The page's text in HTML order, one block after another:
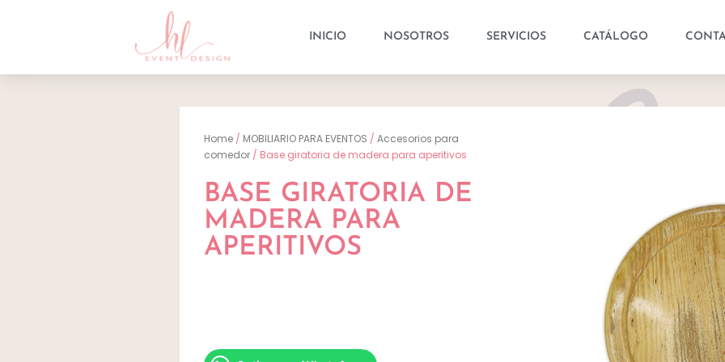
INICIO NOSOTROS SERVICIOS CATÁLOGO
Home / MOBILIARIO PARA EVENTOS / Accesorios para
comedor / Base giratoria de madera para aperitivos
BASE GIRATORIA DE
MADERA PARA
APERITIVOS